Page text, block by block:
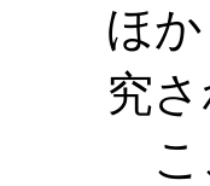
ほ
究さ
こ